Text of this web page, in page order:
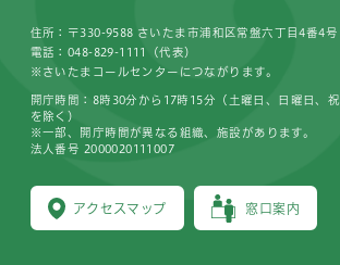
住所：〒330-9588 さいたま市浦和区常盤六丁目4番4号
電話：048-829-1111（代表）
※さいたまコールセンターにつながります。
アクセスマップ 窓口案内
開庁時間：8時30分から17時15分（土曜日、日曜日、
を除く）
※一部、開庁時間が異なる組織、施設があります。
法人番号 2000020111007